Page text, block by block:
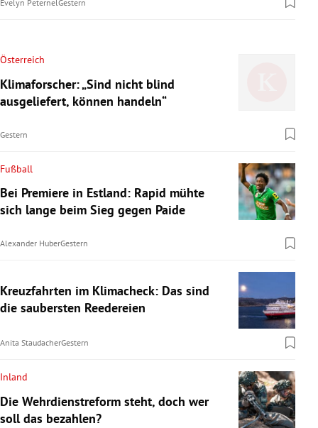
Evelyn PeternelGestern
Österreich
Klimaforscher: „Sind nicht blind
ausgeliefert, können handeln“
Gestern
Fußball
Bei Premiere in Estland: Rapid mühte
sich lange beim Sieg gegen Paide
Alexander HuberGestern
Kreuzfahrten im Klimacheck: Das sind
die saubersten Reedereien
Anita StaudacherGestern
Inland
Die Wehrdienstreform steht, doch wer
soll das bezahlen?